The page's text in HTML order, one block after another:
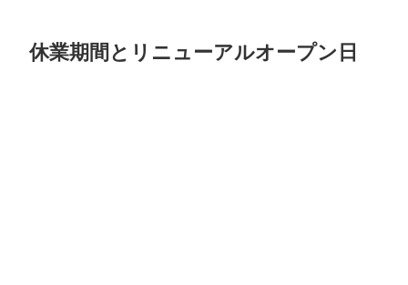
休業期間とリニューアルオープン日